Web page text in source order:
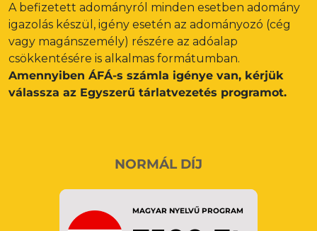
A befizetett adományról minden esetben adomány
igazolás készül, igény esetén az adományozó (cég
vagy magánszemély) részére az adóalap
csökkentésére is alkalmas formátumban.
Amennyiben ÁFÁ-s számla igénye van, kérjük
válassza az Egyszerű tárlatvezetés programot.
NORMÁL DÍJ
MAGYAR NYELVŰ PROGRAM